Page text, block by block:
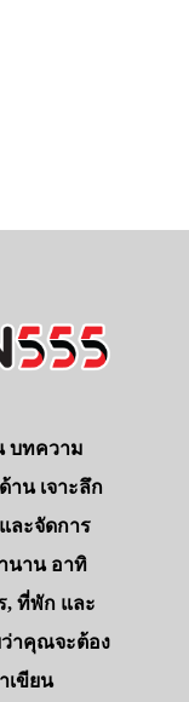
บทความ
าน เจาะลึก
ละจัดการ
นาน อาทิ
, ที่พัก และ
ว่าคุณจะต้อง
เขียน